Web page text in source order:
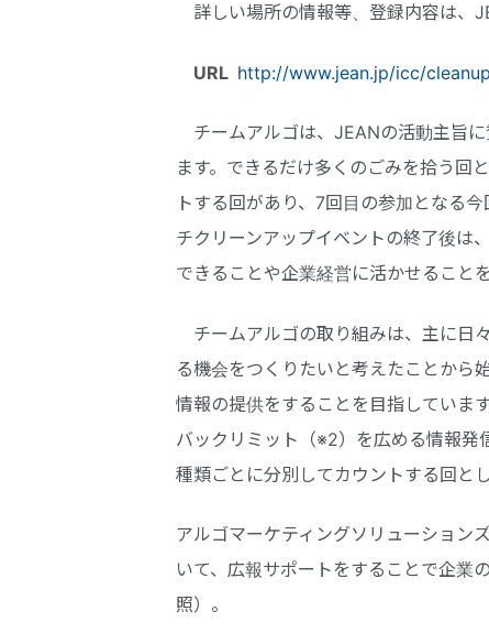
詳しい場所の情報等、登録内容は、
URL http://www.jean.jp/icc/
チームアルゴは、JEANの活動主旨
ます。できるだけ多くのごみを拾う回
トする回があり、7回目の参加となる
チクリーンアップイベントの終了後は
できることや企業経営に活かせること
チームアルゴの取り組みは、主に日
る機会をつくりたいと考えたことから
情報の提供をすることを目指していま
バックリミット（※2）を広める情報発
種類ごとに分別してカウントする回と
アルゴマーケティングソリューション
いて、広報サポートをすることで企業
照）。